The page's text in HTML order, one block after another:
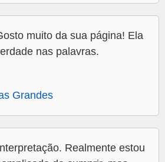
muito da sua página! Ela
nas palavras.
Grandes
Realmente estou